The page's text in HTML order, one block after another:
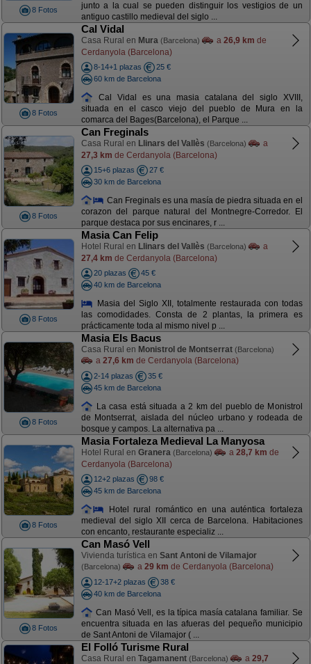
8 Fotos
junto a la cual se pueden distinguir los vestigios de un
antiguo castillo medieval del siglo ...
8 Fotos
Cal Vidal
Casa Rural en Mura (Barcelona) a 26,9 km de
Cerdanyola (Barcelona)
8-14+1 plazas
25 €
60 km de Barcelona
Cal Vidal es una masia catalana del siglo XVIII,
situada en el casco viejo del pueblo de Mura en la
comarca del Bages(Barcelona), el Parque ...
8 Fotos
Can Freginals
Casa Rural en Llinars del Vallès (Barcelona)
a
27,3 km de Cerdanyola (Barcelona)
15+6 plazas
27 €
30 km de Barcelona
Can Freginals es una masía de piedra situada en el
corazon del parque natural del Montnegre-Corredor. El
parque destaca por sus encinares, r ...
8 Fotos
Masia Can Felip
Hotel Rural en Llinars del Vallès (Barcelona)
a
27,4 km de Cerdanyola (Barcelona)
20 plazas
45 €
40 km de Barcelona
Masia del Siglo XII, totalmente restaurada con todas
las comodidades. Consta de 2 plantas, la primera es
prácticamente toda al mismo nivel p ...
8 Fotos
Masia Els Bacus
Casa Rural en Monistrol de Montserrat (Barcelona)
a 27,6 km de Cerdanyola (Barcelona)
2-14 plazas
35 €
45 km de Barcelona
La casa está situada a 2 km del pueblo de Monistrol
de Montserrat, aislada del núcleo urbano y rodeada de
bosque y campos. La alternativa pa ...
8 Fotos
Masia Fortaleza Medieval La Manyosa
Hotel Rural en Granera (Barcelona) a 28,7 km de
Cerdanyola (Barcelona)
12+2 plazas
98 €
45 km de Barcelona
Hotel rural romántico en una auténtica fortaleza
medieval del siglo XII cerca de Barcelona. Habitaciones
con encanto, restaurante especializ ...
8 Fotos
Can Masó Vell
Vivienda turística en Sant Antoni de Vilamajor
(Barcelona) a 29 km de Cerdanyola (Barcelona)
12-17+2 plazas
38 €
40 km de Barcelona
Can Masó Vell, es la típica masía catalana familiar. Se
encuentra situada en las afueras del pequeño municipio
de Sant Antoni de Vilamajor ( ...
El Folló Turisme Rural
Casa Rural en Tagamanent (Barcelona) a 29,7